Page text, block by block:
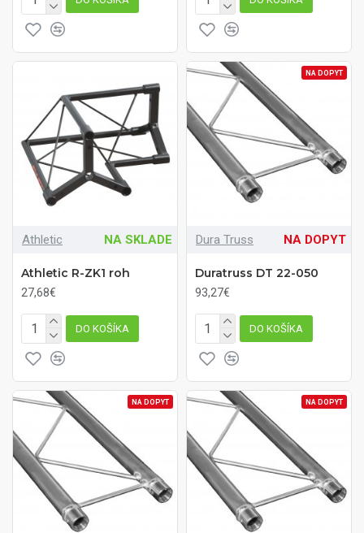
Athletic NA SKLADE
Athletic R-ZK1 roh
27,68€
DO KOŠÍKA
NA DOPYT
Dura Truss NA DOPYT
Duratruss DT 22-050
93,27€
DO KOŠÍKA
NA DOPYT NA DOPYT